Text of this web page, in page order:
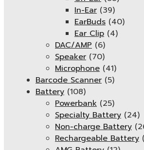
In-Ear (39)
EarBuds (40)
Ear Clip (4)
DAC/AMP (6)
Speaker (70)
Microphone (41)
Barcode Scanner (5)
Battery (108)
Powerbank (25)
Specialty Battery (24)
Non-charge Battery
Rechargeable Battery